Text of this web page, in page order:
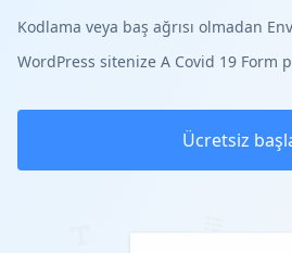
Kodlama veya baş ağrısı olmadan
WordPress sitenize A Covid 19 Form
Ücretsiz